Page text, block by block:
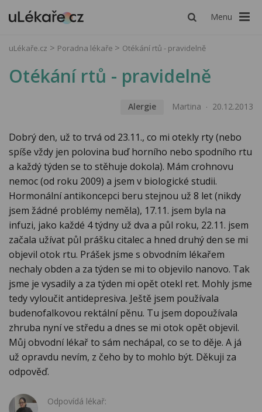
Menu
uLékaře.cz Poradna lékaře Otékání rtů - pravidelně
Otékání rtů - pravidelně
Alergie Martina 20.12.2013
Dobrý den, už to trvá od 23.11., co mi otekly rty (nebo
spíše vždy jen polovina buď horního nebo spodního rtu
a každý týden se to stěhuje dokola). Mám crohnovu
nemoc (od roku 2009) a jsem v biologické studii.
Hormonální antikoncepci beru stejnou už 8 let (nikdy
jsem žádné problémy neměla), 17.11. jsem byla na
infuzi, jako každé 4 týdny už dva a půl roku, 22.11. jsem
začala užívat půl prášku citalec a hned druhý den se mi
objevil otok rtu. Prášek jsme s obvodním lékařem
nechaly obden a za týden se mi to objevilo nanovo. Tak
jsme je vysadily a za týden mi opět otekl ret. Mohly jsme
tedy vyloučit antidepresiva. Ještě jsem používala
budenofalkovou rektální pěnu. Tu jsem dopoužívala
zhruba nyní ve středu a dnes se mi otok opět objevil.
Můj obvodní lékař to sám nechápal, co se to děje. A já
už opravdu nevím, z čeho by to mohlo být. Děkuji za
odpověď.
Odpovídá lékař: